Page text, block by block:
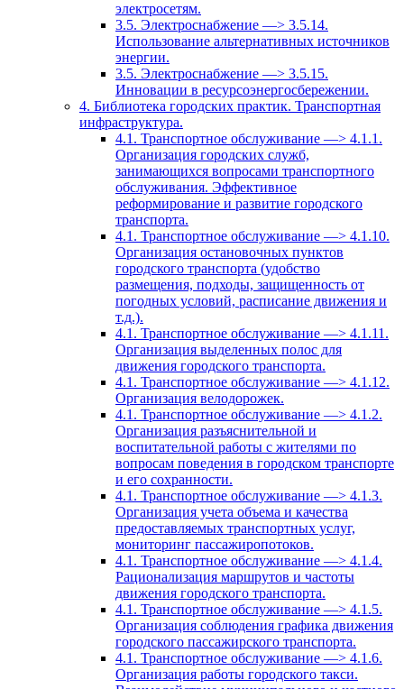
электросетям.
3.5. Электроснабжение —> 3.5.14.
Использование альтернативных источников
энергии.
3.5. Электроснабжение —> 3.5.15.
Инновации в ресурсоэнергосбережении.
4. Библиотека городских практик. Транспортная
инфраструктура.
4.1. Транспортное обслуживание —> 4.1.1.
Организация городских служб,
занимающихся вопросами транспортного
обслуживания. Эффективное
реформирование и развитие городского
транспорта.
4.1. Транспортное обслуживание —> 4.1.10.
Организация остановочных пунктов
городского транспорта (удобство
размещения, подходы, защищенность от
погодных условий, расписание движения и
т.д.).
4.1. Транспортное обслуживание —> 4.1.11.
Организация выделенных полос для
движения городского транспорта.
4.1. Транспортное обслуживание —> 4.1.12.
Организация велодорожек.
4.1. Транспортное обслуживание —> 4.1.2.
Организация разъяснительной и
воспитательной работы с жителями по
вопросам поведения в городском транспорте
и его сохранности.
4.1. Транспортное обслуживание —> 4.1.3.
Организация учета объема и качества
предоставляемых транспортных услуг,
мониторинг пассажиропотоков.
4.1. Транспортное обслуживание —> 4.1.4.
Рационализация маршрутов и частоты
движения городского транспорта.
4.1. Транспортное обслуживание —> 4.1.5.
Организация соблюдения графика движения
городского пассажирского транспорта.
4.1. Транспортное обслуживание —> 4.1.6.
Организация работы городского такси.